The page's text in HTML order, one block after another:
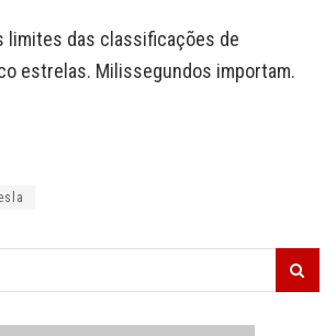
limites das classificações de
estrelas. Milissegundos importam.